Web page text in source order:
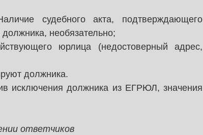
судебного акта, подтверждающего
необязательно;
юрлица (недостоверный адрес,
должника.
исключения должника из ЕГРЮЛ, значения
ответчиков